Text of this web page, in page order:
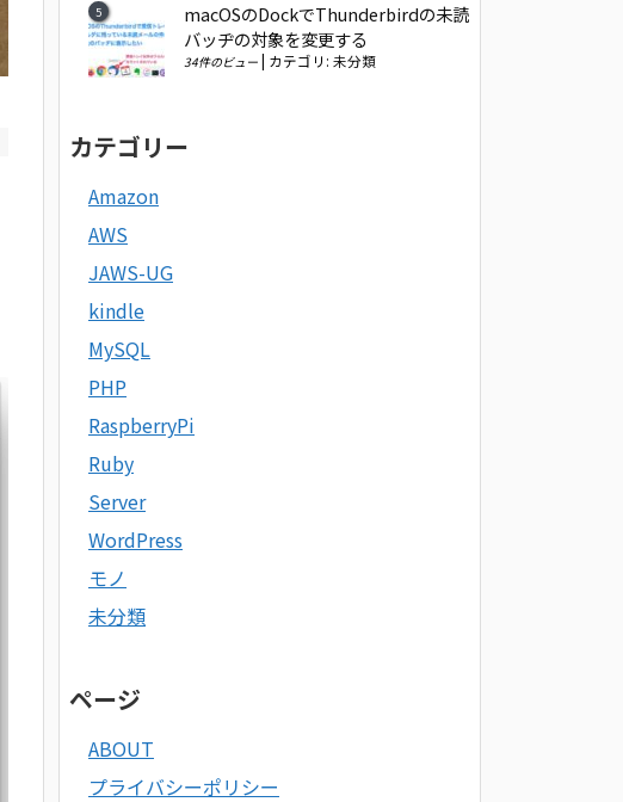
macOSのDockでThunderbirdの未読
バッヂの対象を変更する
34件のビュー カテゴリ: 未分類
カテゴリー
Amazon
AWS
JAWS-UG
kindle
MySQL
PHP
RaspberryPi
Ruby
Server
WordPress
モノ
未分類
ページ
ABOUT
プライバシーポリシー